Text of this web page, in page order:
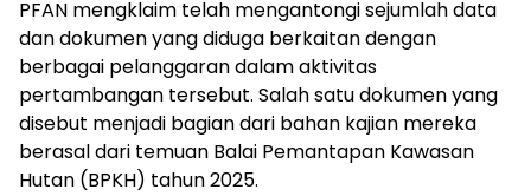
PFAN mengklaim telah mengantongi sejumlah data
dan dokumen yang diduga berkaitan dengan
berbagai pelanggaran dalam aktivitas
pertambangan tersebut. Salah satu dokumen yang
disebut menjadi bagian dari bahan kajian mereka
berasal dari temuan Balai Pemantapan Kawasan
Hutan (BPKH) tahun 2025.